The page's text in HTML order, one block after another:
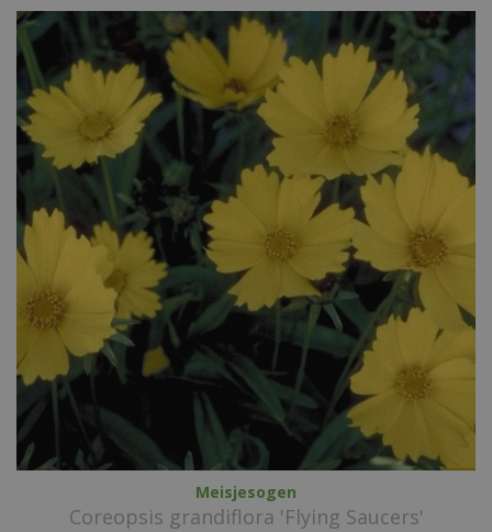
Meisjesogen
Coreopsis grandiflora 'Flying Saucers'